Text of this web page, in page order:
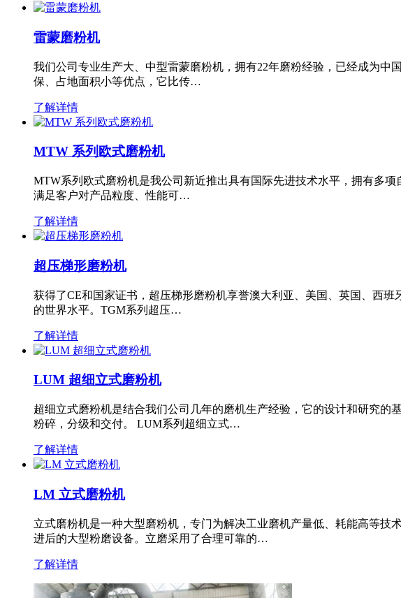
雷蒙磨粉机
我们公司专业生产大、中型雷蒙磨粉机，拥有22年磨粉经验，已经成为
保、占地面积小等优点，它比传…
了解详情
MTW 系列欧式磨粉机
MTW系列欧式磨粉机是我公司新近推出具有国际先进技术水平，拥有多
满足客户对产品粒度、性能可…
了解详情
超压梯形磨粉机
获得了CE和国家证书，超压梯形磨粉机享誉澳大利亚、美国、英国、西
的世界水平。TGM系列超压…
了解详情
LUM 超细立式磨粉机
超细立式磨粉机是结合我们公司几年的磨机生产经验，它的设计和研究
粉碎，分级和交付。 LUM系列超细立式…
了解详情
LM 立式磨粉机
立式磨粉机是一种大型磨粉机，专门为解决工业磨机产量低、耗能高等
进后的大型粉磨设备。立磨采用了合理可靠的…
了解详情